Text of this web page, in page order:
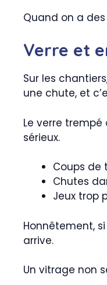
Quand on a
Verre et
Sur les
une chute, et
Le verre
sérieux.
Coups de
Chutes
Jeux trop
Honnêtement,
arrive.
Un vitrage non